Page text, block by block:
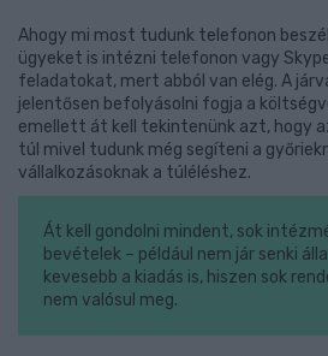
Ahogy mi most tudunk telefonon
ügyeket is intézni telefonon vagy
feladatokat, mert abból van elég. A
jelentősen befolyásolni fogja a
emellett át kell tekintenünk azt, hogy
túl mivel tudunk még segíteni a
vállalkozásoknak a túléléshez.
Át kell gondolni mindent, sok
bevételek – például nem jár senki
kevesebb a kiadás is, hiszen sok
nem valósul meg.